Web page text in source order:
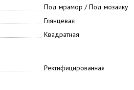
Под мрамор / Под мозаику
Глянцевая
Квадратная
Ректифицированная